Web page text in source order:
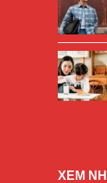
XEM